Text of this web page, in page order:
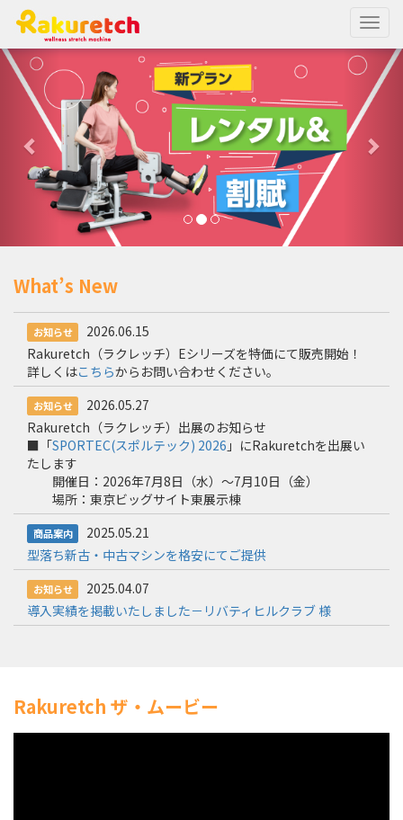
What’s New
お知らせ
2026.06.15
Rakuretch（ラクレッチ）Eシリーズを特価にて販売開始！
詳しくはこちらからお問い合わせください。
お知らせ
2026.05.27
Rakuretch（ラクレッチ）出展のお知らせ
■「SPORTEC(スポルテック) 2026 」にRakuretchを出展い
たします
開催日：2026年7月8日（水）～7月10日（金）
場所：東京ビッグサイト東展示棟
商品案内
2025.05.21
型落ち新古・中古マシンを格安にてご提供
お知らせ
2025.04.07
導入実績を掲載いたしました－リバティヒルクラブ 様
Rakuretch ザ・ムービー